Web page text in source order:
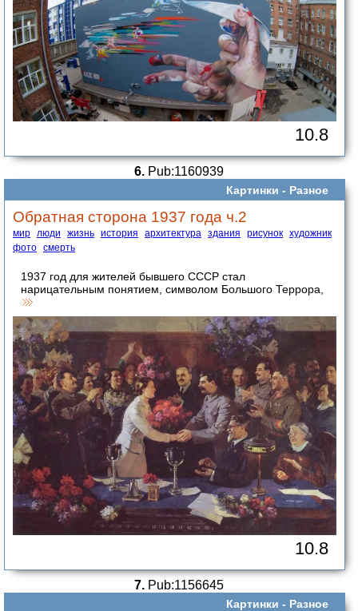
10.8
6. Pub:1160939
Картинки - Разное
Обратная сторона 1937 года ч.2
мир люди жизнь история архитектура здания рисунок художник
фото смерть
1937 год для жителей бывшего СССР стал
нарицательным понятием, символом Большого Террора,
10.8
7. Pub:1156645
Картинки - Разное